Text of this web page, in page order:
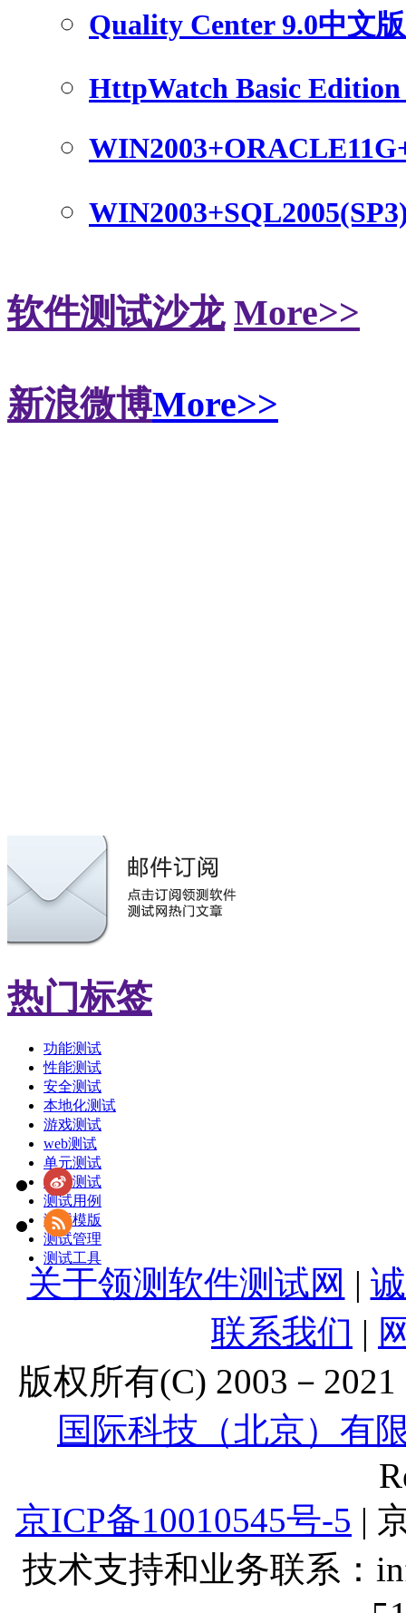
Quality Center 9.0中文
HttpWatch Basic Edition
软件测试沙龙 More>>
新浪微博More>>
热门标签
功能测试
性能测试
安全测试
本地化测试
游戏测试
web测试
单元测试
敏捷测试
测试用例
测试模版
测试管理
测试工具
关于领测软件测试网 |
联系我们 |
版权所有(C) 2003－2021
国际科技（北京）有
京ICP备10010545号-5 |
技术支持和业务联系：